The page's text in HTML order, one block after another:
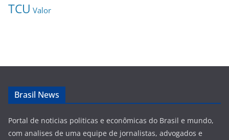
TCU Valor
Brasil News
Portal de noticias politicas e econômicas do Brasil e mundo,
com analises de uma equipe de jornalistas, advogados e